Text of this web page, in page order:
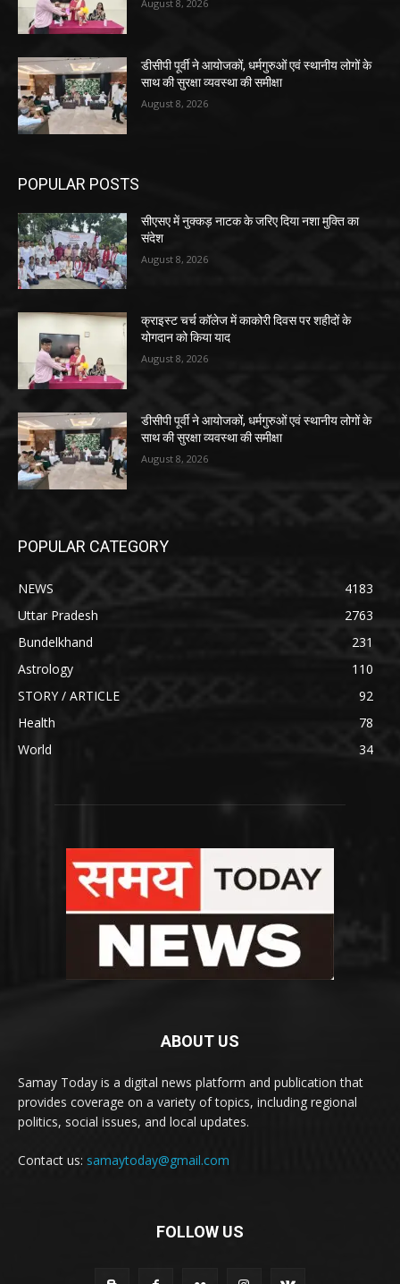
August 8, 2026
डीसीपी पूर्वी ने आयोजकों, धर्मगुरुओं एवं स्थानीय लोगों के
साथ की सुरक्षा व्यवस्था की समीक्षा
August 8, 2026
POPULAR POSTS
सीएसए में नुक्कड़ नाटक के जरिए दिया नशा मुक्ति का
संदेश
August 8, 2026
क्राइस्ट चर्च कॉलेज में काकोरी दिवस पर शहीदों के
योगदान को किया याद
August 8, 2026
डीसीपी पूर्वी ने आयोजकों, धर्मगुरुओं एवं स्थानीय लोगों के
साथ की सुरक्षा व्यवस्था की समीक्षा
August 8, 2026
POPULAR CATEGORY
NEWS
4183
Uttar Pradesh
2763
Bundelkhand
231
Astrology
110
STORY / ARTICLE
92
Health
78
World
34
ABOUT US
Samay Today is a digital news platform and publication that
provides coverage on a variety of topics, including regional
politics, social issues, and local updates.
Contact us: samaytoday@gmail.com
FOLLOW US